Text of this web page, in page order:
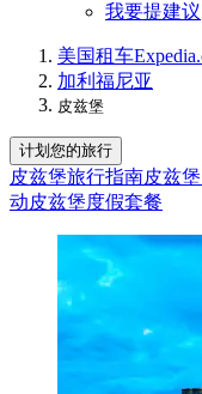
我要提建议
美国租车
加利福尼亚
皮兹堡
计划您的旅行
皮兹堡旅行指南皮兹
动皮兹堡度假套餐